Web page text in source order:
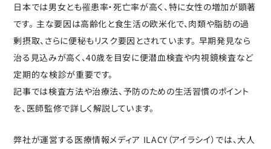
日本では男女とも罹患率・死亡率が高く、特に女性の増加が顕著
です。 主な要因は高齢化と食生活の欧米化で、肉類や脂肪の過
剰摂取、さらに便秘もリスク要因とされています。 早期発見なら
治る見込みが高く、40歳を目安に便潜血検査や内視鏡検査など
定期的な検診が重要です。
記事では検査方法や治療法、予防のための生活習慣のポイント
を、医師監修で詳しく解説しています。
弊社が運営する医療情報メディア ILACY（アイラシイ）では、大人